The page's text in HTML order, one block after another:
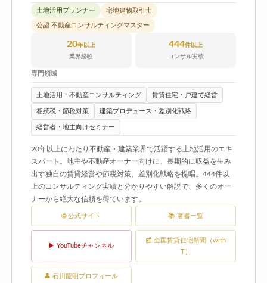
土地活用プランナー 宅地建物取引士
公認 不動産コンサルティングマスター
20年以上
業界経験
444件以上
コンサル実績
専門領域
土地活用・不動産コンサルティング 賃貸住宅・戸建て経営
相続税・節税対策 建築プロデュース・差別化戦略
経営者・地主向けセミナー
20年以上にわたり不動産・建築業界で活躍する土地活用のエキ
スパート。地主や不動産オーナー向けに、長期的に収益を生み
出す独自の賃貸経営や節税対策、差別化戦略を提唱。444件以
上のコンサルティング実績と分かりやすい解説で、多くのオー
ナーから絶大な信頼を得ています。
🌐 公式サイト 📚 著書一覧
▶ YouTubeチャンネル
📰 全国賃貸住宅新聞（with
T）
👤 石川龍明プロフィール